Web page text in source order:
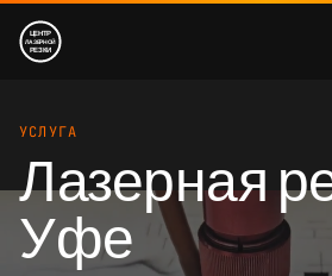
Услуги
Изделия
Магазин
УСЛУГА
Лазерная
Уфе